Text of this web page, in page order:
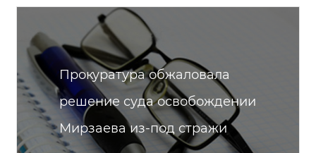
Прокуратура обжаловала
решение суда освобождении
Мирзаева из-под стражи